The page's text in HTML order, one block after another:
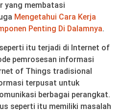
yang membatasi
Mengetahui Cara Kerja
Penting Di Dalamnya.
itu terjadi di Internet of
pemrosesan informasi
of Things tradisional
terpusat untuk
berbagai perangkat.
seperti itu memiliki masalah